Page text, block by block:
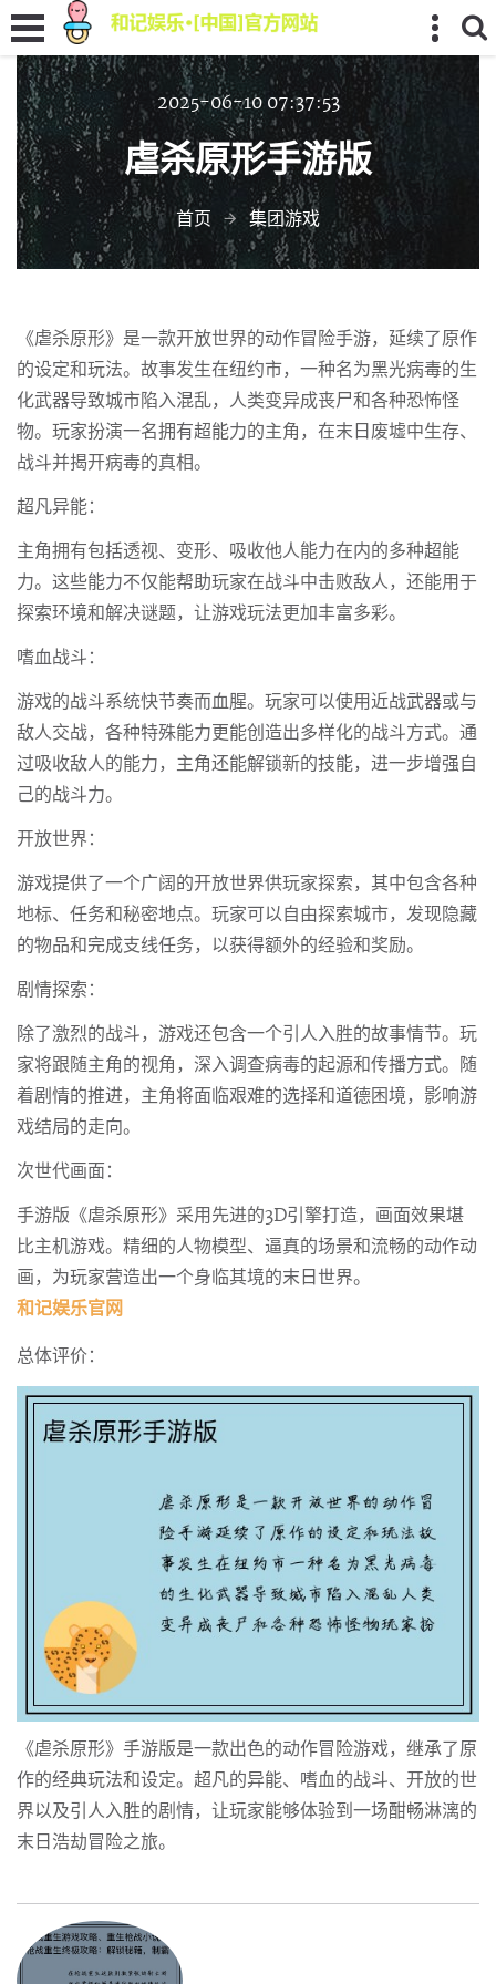
2025-06-10 07:37:53
虐杀原形手游版
首页 集团游戏
《虐杀原形》是一款开放世界的动作冒险手游，延续了原作
的设定和玩法。故事发生在纽约市，一种名为黑光病毒的生
化武器导致城市陷入混乱，人类变异成丧尸和各种恐怖怪
物。玩家扮演一名拥有超能力的主角，在末日废墟中生存、
战斗并揭开病毒的真相。
超凡异能：
主角拥有包括透视、变形、吸收他人能力在内的多种超能
力。这些能力不仅能帮助玩家在战斗中击败敌人，还能用于
探索环境和解决谜题，让游戏玩法更加丰富多彩。
嗜血战斗：
游戏的战斗系统快节奏而血腥。玩家可以使用近战武器或与
敌人交战，各种特殊能力更能创造出多样化的战斗方式。通
过吸收敌人的能力，主角还能解锁新的技能，进一步增强自
己的战斗力。
开放世界：
游戏提供了一个广阔的开放世界供玩家探索，其中包含各种
地标、任务和秘密地点。玩家可以自由探索城市，发现隐藏
的物品和完成支线任务，以获得额外的经验和奖励。
剧情探索：
除了激烈的战斗，游戏还包含一个引人入胜的故事情节。玩
家将跟随主角的视角，深入调查病毒的起源和传播方式。随
着剧情的推进，主角将面临艰难的选择和道德困境，影响游
戏结局的走向。
次世代画面：
手游版《虐杀原形》采用先进的3D引擎打造，画面效果堪
比主机游戏。精细的人物模型、逼真的场景和流畅的动作动
画，为玩家营造出一个身临其境的末日世界。
和记娱乐官网
总体评价：
《虐杀原形》手游版是一款出色的动作冒险游戏，继承了原
作的经典玩法和设定。超凡的异能、嗜血的战斗、开放的世
界以及引人入胜的剧情，让玩家能够体验到一场酣畅淋漓的
末日浩劫冒险之旅。